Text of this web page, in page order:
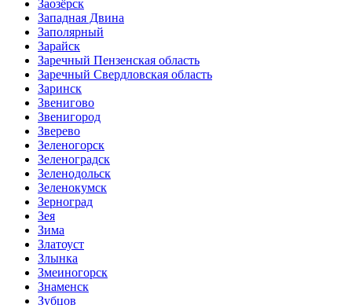
Заозёрск
Западная Двина
Заполярный
Зарайск
Заречный Пензенская область
Заречный Свердловская область
Заринск
Звенигово
Звенигород
Зверево
Зеленогорск
Зеленоградск
Зеленодольск
Зеленокумск
Зерноград
Зея
Зима
Златоуст
Злынка
Змеиногорск
Знаменск
Зубцов